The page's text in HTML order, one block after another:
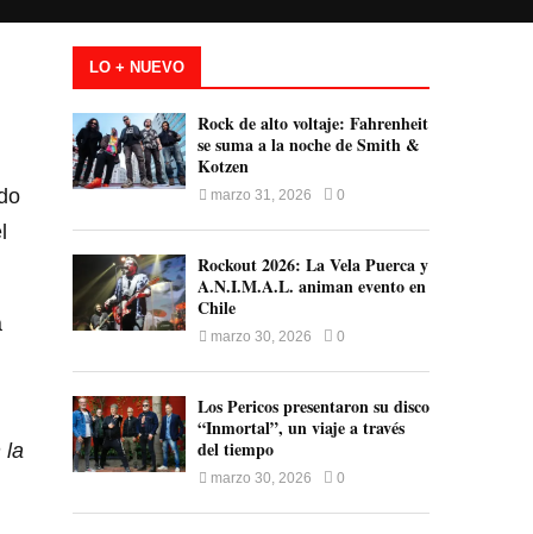
la
LO + NUEVO
Rock de alto voltaje: Fahrenheit
se suma a la noche de Smith &
Kotzen
marzo 31, 2026 0
Rockout 2026: La Vela Puerca y
A.N.I.M.A.L. animan evento en
Chile
marzo 30, 2026 0
Los Pericos presentaron su disco
“Inmortal”, un viaje a través
del tiempo
marzo 30, 2026 0